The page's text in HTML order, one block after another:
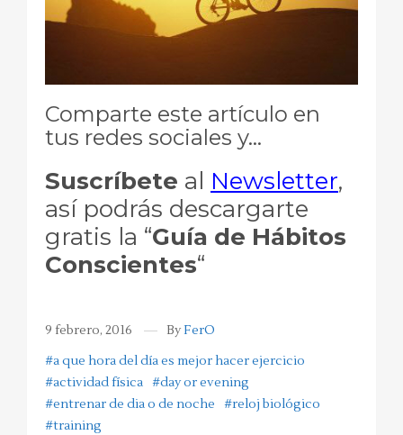
Comparte este artículo en
tus redes sociales y…
Suscríbete al Newsletter,
así podrás descargarte
gratis la “Guía de Hábitos
Conscientes“
9 febrero, 2016 ByFerO
#a que hora del día es mejor hacer ejercicio
#actividad física #day or evening
#entrenar de dia o de noche
#reloj biológico
#training